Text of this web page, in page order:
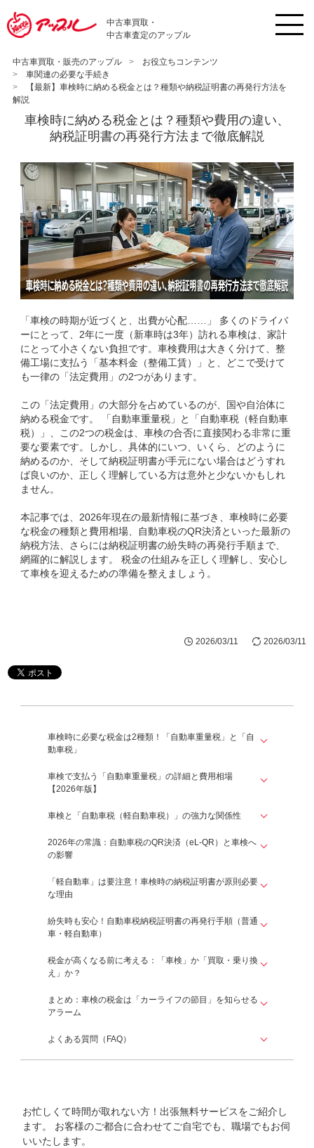
中古車買取・
中古車査定のアップル
中古車買取・販売のアップル
お役立ちコンテンツ
車関連の必要な手続き
【最新】車検時に納める税金とは？種類や納税証明書の再発行方法を
解説
車検時に納める税金とは？種類や費用の違い、
納税証明書の再発行方法まで徹底解説
「車検の時期が近づくと、出費が心配……」 多くのドライバ
ーにとって、2年に一度（新車時は3年）訪れる車検は、家計
にとって小さくない負担です。車検費用は大きく分けて、整
備工場に支払う「基本料金（整備工賃）」と、どこで受けて
も一律の「法定費用」の2つがあります。
この「法定費用」の大部分を占めているのが、国や自治体に
納める税金です。 「自動車重量税」と「自動車税（軽自動車
税）」、この2つの税金は、車検の合否に直接関わる非常に重
要な要素です。しかし、具体的にいつ、いくら、どのように
納めるのか、そして納税証明書が手元にない場合はどうすれ
ば良いのか、正しく理解している方は意外と少ないかもしれ
ません。
本記事では、2026年現在の最新情報に基づき、車検時に必要
な税金の種類と費用相場、自動車税のQR決済といった最新の
納税方法、さらには納税証明書の紛失時の再発行手順まで、
網羅的に解説します。 税金の仕組みを正しく理解し、安心し
て車検を迎えるための準備を整えましょう。
2026/03/11
2026/03/11
車検時に必要な税金は2種類！「自動車重量税」と「自
動車税」
車検で支払う「自動車重量税」の詳細と費用相場
【2026年版】
車検と「自動車税（軽自動車税）」の強力な関係性
2026年の常識：自動車税のQR決済（eL-QR）と車検へ
の影響
「軽自動車」は要注意！車検時の納税証明書が原則必要
な理由
紛失時も安心！自動車税納税証明書の再発行手順（普通
車・軽自動車）
税金が高くなる前に考える：「車検」か「買取・乗り換
え」か？
まとめ：車検の税金は「カーライフの節目」を知らせる
アラーム
よくある質問（FAQ）
お忙しくて時間が取れない方！出張無料サービスをご紹介し
ます。
お客様のご都合に合わせてご自宅でも、職場でもお伺
いいたします。